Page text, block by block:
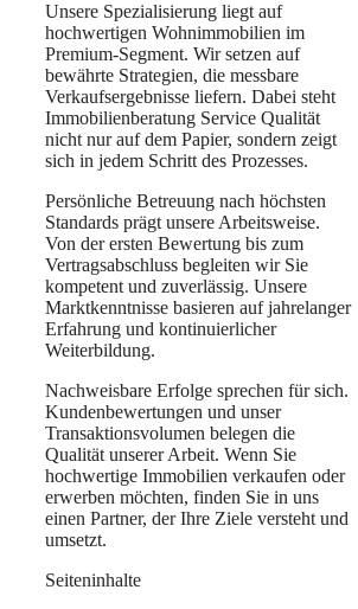
Unsere Spezialisierung liegt auf
hochwertigen Wohnimmobilien im
Premium-Segment. Wir setzen auf
bewährte Strategien, die messbare
Verkaufsergebnisse liefern. Dabei steht
Immobilienberatung Service Qualität
nicht nur auf dem Papier, sondern zeigt
sich in jedem Schritt des Prozesses.
Persönliche Betreuung nach höchsten
Standards prägt unsere Arbeitsweise.
Von der ersten Bewertung bis zum
Vertragsabschluss begleiten wir Sie
kompetent und zuverlässig. Unsere
Marktkenntnisse basieren auf jahrelanger
Erfahrung und kontinuierlicher
Weiterbildung.
Nachweisbare Erfolge sprechen für sich.
Kundenbewertungen und unser
Transaktionsvolumen belegen die
Qualität unserer Arbeit. Wenn Sie
hochwertige Immobilien verkaufen oder
erwerben möchten, finden Sie in uns
einen Partner, der Ihre Ziele versteht und
umsetzt.
Seiteninhalte